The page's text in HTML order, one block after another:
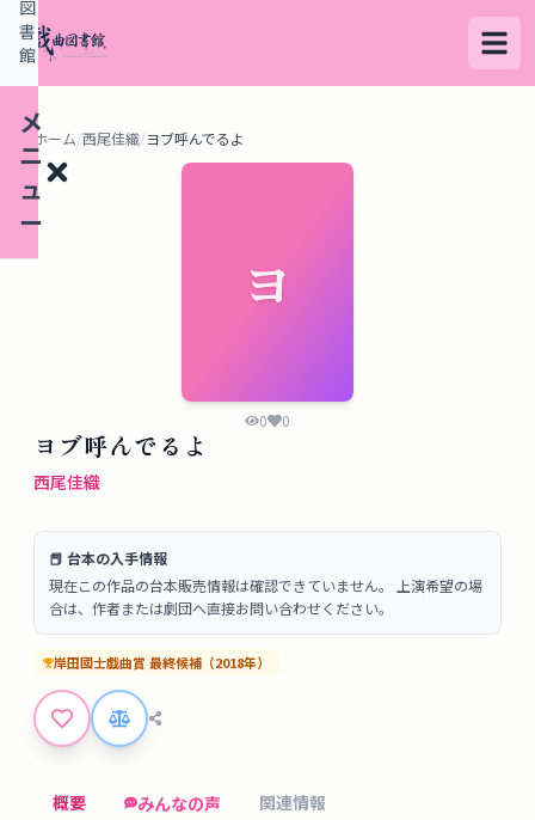
メ
ニ
ュ
ー
デ
タ
ベ
ー
ス
掲
示
図
書
館
ホーム/西尾佳織/ヨブ呼んでるよ
ヨ
0 0
ヨブ呼んでるよ
西尾佳織
📕 台本の入手情報
現在この作品の台本販売情報は確認できていません。 上演希望の場
合は、作者または劇団へ直接お問い合わせください。
岸田國士戯曲賞 最終候補 （2018年）
概要 みんなの声 関連情報